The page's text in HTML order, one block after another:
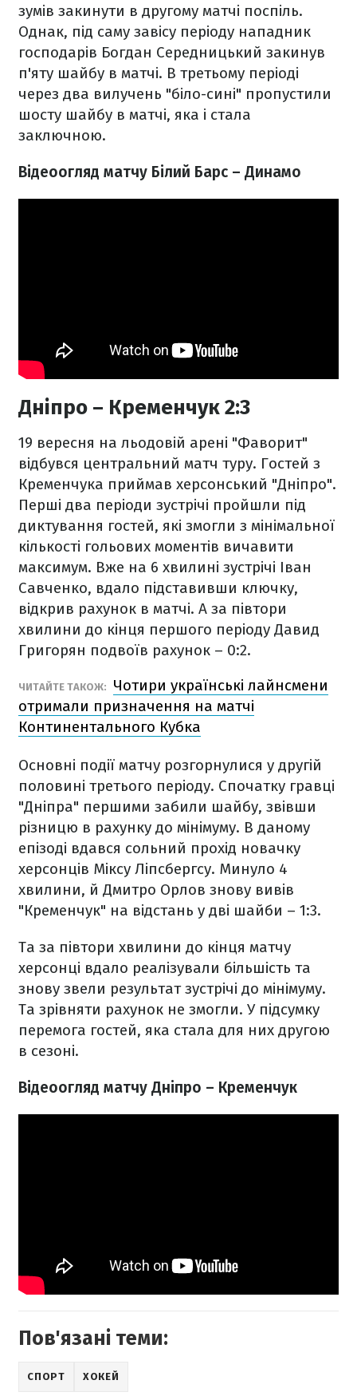
зумів закинути в другому матчі поспіль.
Однак, під саму завісу періоду нападник
господарів Богдан Середницький закинув
п'яту шайбу в матчі. В третьому періоді
через два вилучень "біло-сині" пропустили
шосту шайбу в матчі, яка і стала
заключною.
Відеоогляд матчу Білий Барс – Динамо
Дніпро – Кременчук 2:3
19 вересня на льодовій арені "Фаворит"
відбувся центральний матч туру. Гостей з
Кременчука приймав херсонський "Дніпро".
Перші два періоди зустрічі пройшли під
диктування гостей, які змогли з мінімальної
кількості гольових моментів вичавити
максимум. Вже на 6 хвилині зустрічі Іван
Савченко, вдало підставивши ключку,
відкрив рахунок в матчі. А за півтори
хвилини до кінця першого періоду Давид
Григорян подвоїв рахунок – 0:2.
ЧИТАЙТЕ ТАКОЖ:
Чотири українські лайнсмени
отримали призначення на матчі
Континентального Кубка
Основні події матчу розгорнулися у другій
половині третього періоду. Спочатку гравці
"Дніпра" першими забили шайбу, звівши
різницю в рахунку до мінімуму. В даному
епізоді вдався сольний прохід новачку
херсонців Міксу Ліпсбергсу. Минуло 4
хвилини, й Дмитро Орлов знову вивів
"Кременчук" на відстань у дві шайби – 1:3.
Та за півтори хвилини до кінця матчу
херсонці вдало реалізували більшість та
знову звели результат зустрічі до мінімуму.
Та зрівняти рахунок не змогли. У підсумку
перемога гостей, яка стала для них другою
в сезоні.
Відеоогляд матчу Дніпро – Кременчук
Пов'язані теми:
СПОРТ ХОКЕЙ